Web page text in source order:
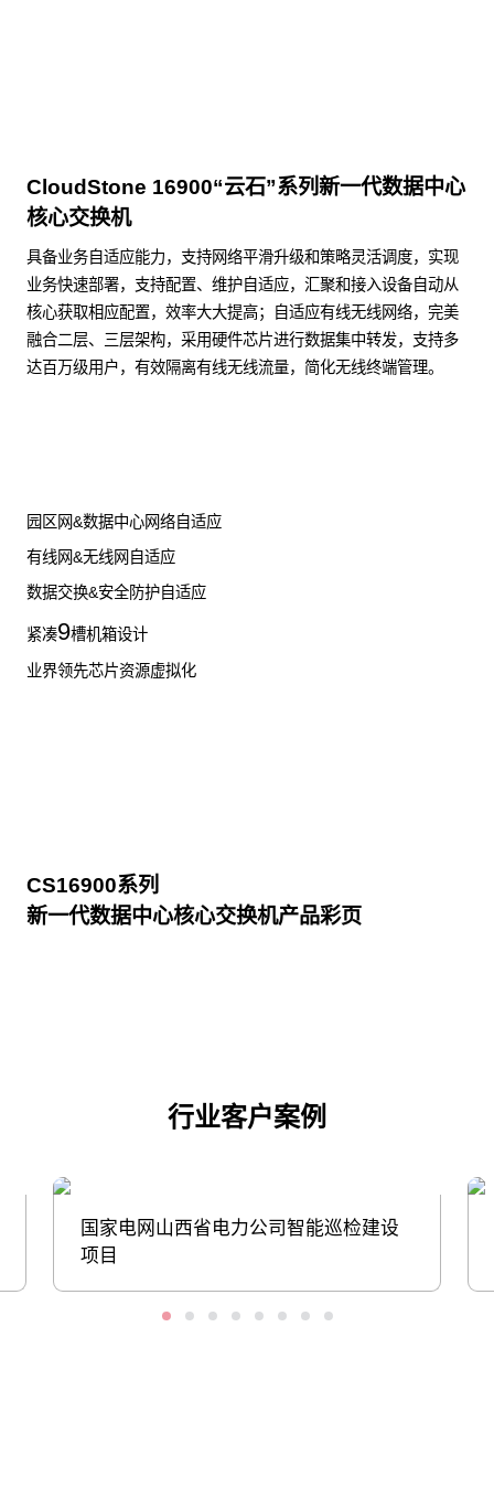
CloudStone 16900“云石”系列新一代数据中心
核心交换机
具备业务自适应能力，支持网络平滑升级和策略灵活调度，实现
业务快速部署，支持配置、维护自适应，汇聚和接入设备自动从
核心获取相应配置，效率大大提高；自适应有线无线网络，完美
融合二层、三层架构，采用硬件芯片进行数据集中转发，支持多
达百万级用户，有效隔离有线无线流量，简化无线终端管理。
园区网&数据中心网络自适应
有线网&无线网自适应
数据交换&安全防护自适应
紧凑9槽机箱设计
业界领先芯片资源虚拟化
CS16900系列
新一代数据中心核心交换机产品彩页
行业客户案例
国家电网山西省电力公司智能巡检建设
项目